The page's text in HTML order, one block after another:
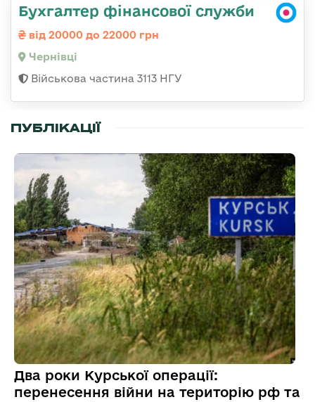
Бухгалтер фінансової служби
від 20000 до 22000 грн
Чернівці
Військова частина 3113 НГУ
ПУБЛІКАЦІЇ
Два роки Курської операції:
перенесення війни на територію рф та